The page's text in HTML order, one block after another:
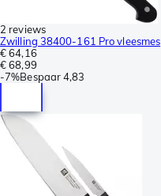
2 reviews
Zwilling 38400-161 Pro vleesmes
€ 64,16
€ 68,99
-7%Bespaar4,83